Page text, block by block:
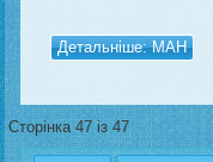
Детальніше: МАН
Сторінка 47 із 47